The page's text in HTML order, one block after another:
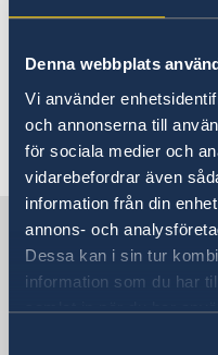
Denna webbplats
Vi använder
och annonserna till
för sociala medier och
vidarebefordrar även
information från din
annons- och
Dessa kan i sin tur
information som du har
samlat in när du har
Kriminalitet och
Lokala lagar och
Naturförhållanden
Resa i landet
Terrorism
Trafiksäkerhet
Övriga upplysningar
Service för svenska
Anmäla handelshinder
Om Malawi
Senast uppdaterad 16
Sverige i
Sveriges